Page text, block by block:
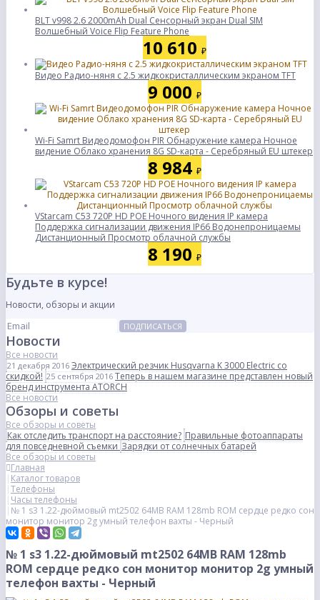
BLT v998 2.6 2000mAh Dual Сенсорный экран Dual SIM
Волшебный Voice Flip Feature Phone
10 610 ₽
Видео Радио-няня c 2.5 жидкокристаллическим экраном TFT
9 000 ₽
Wi-Fi Samrt Видеодомофон PIR Обнаружение камера Ночное
видение Облако хранения 8G SD-карта - Серебряный EU штекер
8 984 ₽
VStarcam C53 720P HD POE Ночного видения IP камера
Поддержка сигнализации движения IP66 Водонепроницаемы
Дистанционный Просмотр облачной службы
8 190 ₽
Будьте в курсе!
Новости, обзоры и акции
ПОДПИСАТЬСЯ
Новости
Все новости
21 декабря 2016 Электрический резчик Husqvarna K 3000 Electric со
скидкой! 25 сентября 2016 Теперь в нашем магазине представлен новый
бренд инструмента ATORCH
Все новости
Обзоры и советы
Все обзоры и советы
Как отследить транспорт на расстояние? Правильные фотоаппараты
для повседневной съемкиЗарядки от солнечных батарей
Все обзоры и советы
Главная
Каталог товаров
Телефоны
Часы телефоны
№ 1 s3 1.22-дюймовый mt2502 64MB RAM 128mb ROM сердце редко сон
монитор монитор 2g умный телефон вахты - Черный
№ 1 s3 1.22-дюймовый mt2502 64MB RAM 128mb
ROM сердце редко сон монитор монитор 2g умный
телефон вахты - Черный